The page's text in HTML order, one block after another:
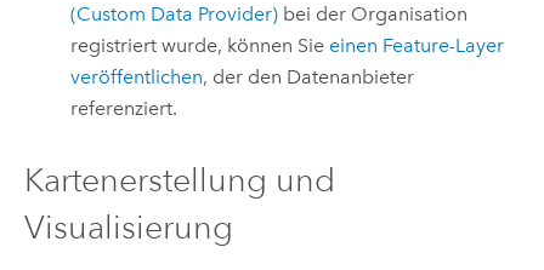
(Custom Data Provider) bei der Organisation
registriert wurde, können Sie einen Feature-Layer
veröffentlichen, der den Datenanbieter
referenziert.
Kartenerstellung und
Visualisierung